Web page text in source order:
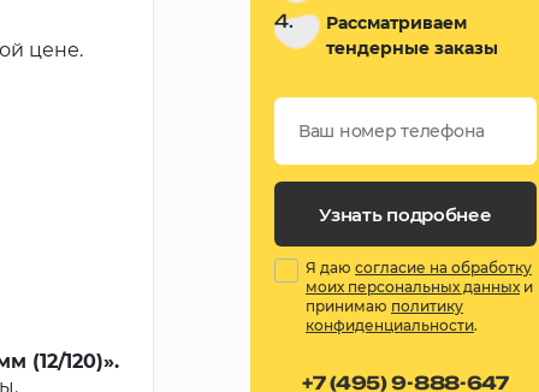
цене.
(12/120)».
4.
Рассматриваем
тендерные заказы
Узнать подробнее
Я даю согласие на обработку
моих персональных данных и
принимаю политику
конфиденциальности.
+7 (495) 9-888-647